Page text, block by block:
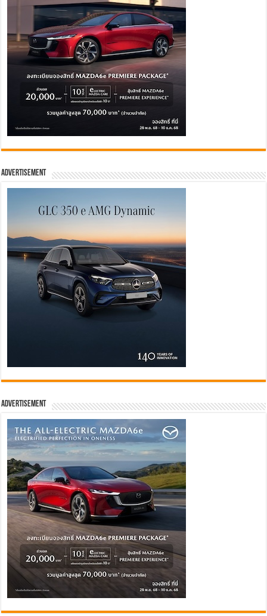
Advertisement
Advertisement